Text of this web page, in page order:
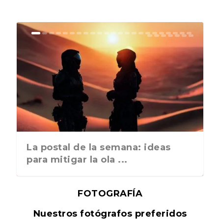
La postal de la semana: ideas
para mitigar la ola ...
FOTOGRAFÍA
Nuestros fotógrafos preferidos